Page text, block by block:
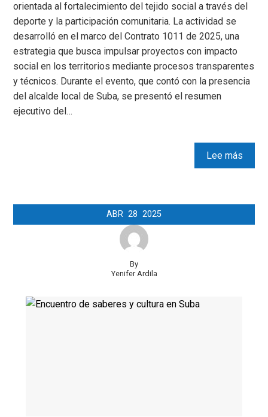
orientada al fortalecimiento del tejido social a través del
deporte y la participación comunitaria. La actividad se
desarrolló en el marco del Contrato 1011 de 2025, una
estrategia que busca impulsar proyectos con impacto
social en los territorios mediante procesos transparentes
y técnicos. Durante el evento, que contó con la presencia
del alcalde local de Suba, se presentó el resumen
ejecutivo del…
Lee más
ABR 28 2025
By
Yenifer Ardila